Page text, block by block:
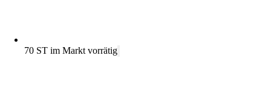
70 ST im Markt vorrätig